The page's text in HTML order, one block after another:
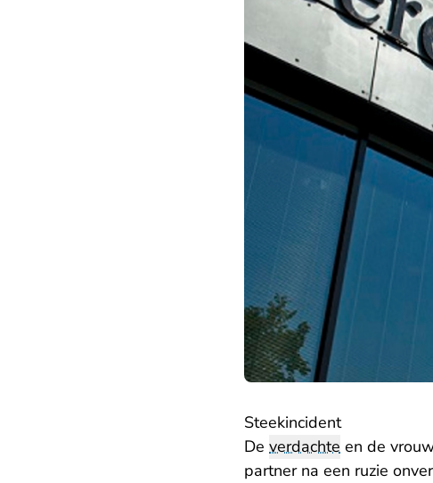
Steekincident
De verdachte en de
partner na een ruzie